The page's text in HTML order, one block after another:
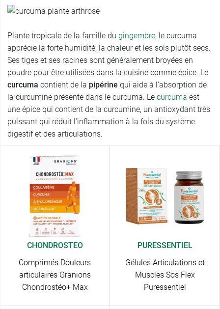
Plante tropicale de la famille du gingembre, le curcuma
apprécie la forte humidité, la chaleur et les sols plutôt secs.
Ses tiges et ses racines sont généralement broyées en
poudre pour être utilisées dans la cuisine comme épice. Le
curcuma contient de la pipérine qui aide à l'absorption de
la curcumine présente dans le curcuma. Le curcuma est
une épice qui contient de la curcumine, un antioxydant très
puissant qui réduit l'inflammation à la fois du système
digestif et des articulations.
CHONDROSTEO
Comprimés Douleurs
articulaires Granions
Chondrostéo+ Max
PURESSENTIEL
Gélules Articulations et
Muscles Sos Flex
Puressentiel